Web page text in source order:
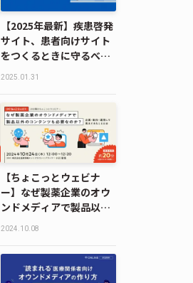
【2025年最新】疾患啓発
サイト、患者向けサイト
をつくるときに守るべき
ルールとは？
2025.01.31
【ちょこっとウェビナ
ー】なぜ製薬企業のオウ
ンドメディアで製品以外
のコンテンツも必要なの
て見えてきたこととは
2024.10.08